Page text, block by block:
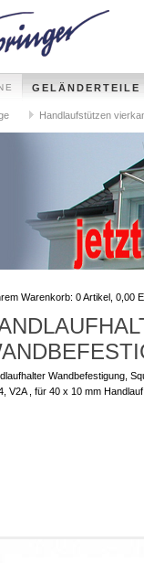
Handlaufstützen
Warenkorb: 0Artikel, 0,00
Wandbefestigung,
V2A , für 40 x 10 mm